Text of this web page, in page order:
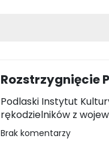
Rozstrzygnięcie
Podlaski Instytut
rękodzielników z
Brak komentarzy